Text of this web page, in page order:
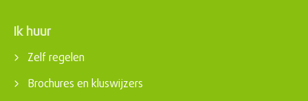
Contactinformatie
Ik huur
Zelf regelen
Brochures en kluswijzers